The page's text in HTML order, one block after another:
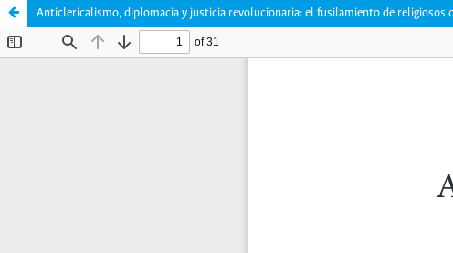
Anticlericalismo, diplomacia y justicia revolucionaria: el fusilamiento de religiosos